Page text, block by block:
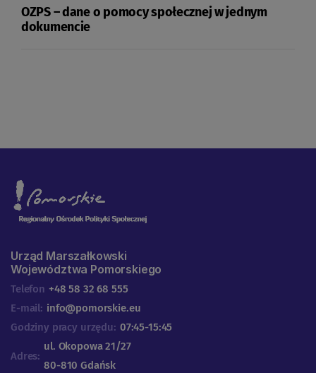
OZPS – dane o pomocy społecznej w jednym
dokumencie
Urząd Marszałkowski
Województwa Pomorskiego
Telefon +48 58 32 68 555
E-mail: info@pomorskie.eu
Godziny pracy urzędu: 07:45-15:45
Adres:
ul. Okopowa 21/27
80-810 Gdańsk